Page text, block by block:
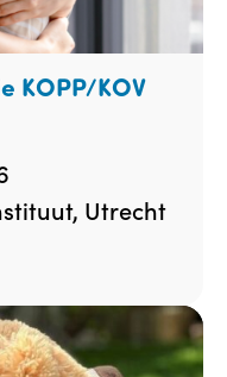
KOPP/KOV
Utrecht